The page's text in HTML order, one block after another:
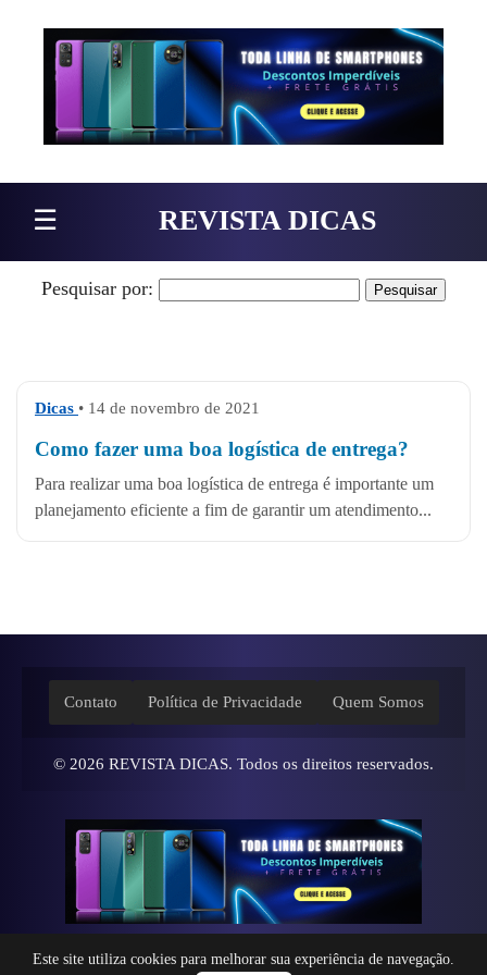
Pular para o conteúdo
☰ REVISTA DICAS
Pesquisar por:
Dicas • 14 de novembro de 2021
Como fazer uma boa logística de entrega?
Para realizar uma boa logística de entrega é importante um
planejamento eficiente a fim de garantir um atendimento...
Contato Política de Privacidade Quem Somos
© 2026 REVISTA DICAS. Todos os direitos reservados.
Este site utiliza cookies para melhorar sua experiência de navegação.